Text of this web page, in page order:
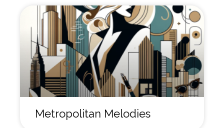
Metropolitan Melodies